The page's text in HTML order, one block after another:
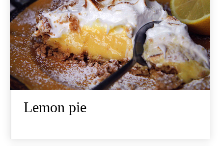
Lemon pie